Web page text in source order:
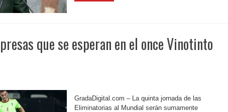
que se esperan en el once Vinotinto
GradaDigital.com – La quinta jornada de las
Eliminatorias al Mundial serán sumamente